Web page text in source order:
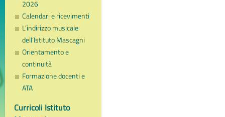
2026
Calendari e ricevimenti
L’indirizzo musicale
dell’Istituto Mascagni
Orientamento e
continuità
Formazione docenti e
ATA
Curricoli Istituto